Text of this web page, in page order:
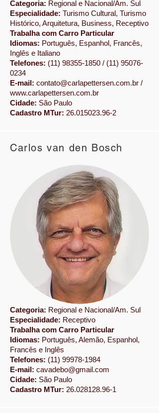
Categoria: Regional e Nacional/Am. Sul
Especialidade: Turismo Cultural, Turismo
Histórico, Arquitetura, Business, Receptivo
Trabalha com Carro Particular
Idiomas: Português, Espanhol, Francês,
Inglês e Italiano
Telefones: (11) 98355-1850 / (11) 95076-
0234
E-mail: contato@carlapettersen.com.br /
www.carlapettersen.com.br
Cidade: São Paulo
Cadastro MTur: 26.015023.96-2
Carlos van den Bosch
Categoria: Regional e Nacional/Am. Sul
Especialidade: Receptivo
Trabalha com Carro Particular
Idiomas: Português, Alemão, Espanhol,
Francês e Inglês
Telefones: (11) 99978-1984
E-mail: cavadebo@gmail.com
Cidade: São Paulo
Cadastro MTur: 26.028128.96-1